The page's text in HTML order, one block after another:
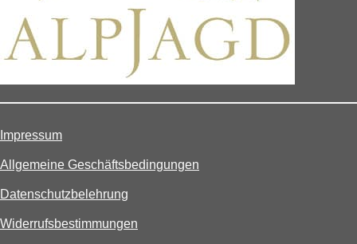
Impressum
Allgemeine Geschäftsbedingungen
Datenschutzbelehrung
Widerrufsbestimmungen